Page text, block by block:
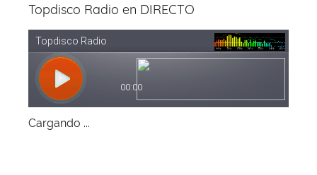
Topdisco Radio en DIRECTO
Cargando ...